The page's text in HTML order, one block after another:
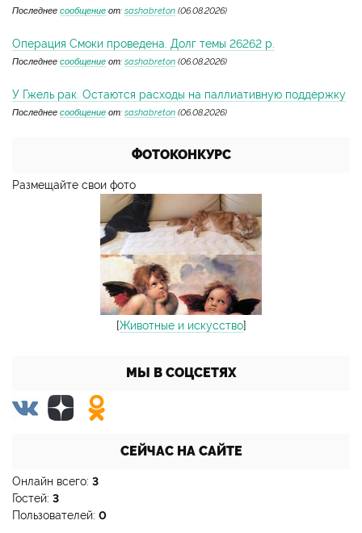
Последнее сообщение от: sashabreton (06.08.2026)
Операция Смоки проведена. Долг темы 26262 р.
Последнее сообщение от: sashabreton (06.08.2026)
У Гжель рак. Остаются расходы на паллиативную поддержку
Последнее сообщение от: sashabreton (06.08.2026)
ФОТОКОНКУРС
Размещайте свои фото
[Животные и искусство]
МЫ В СОЦСЕТЯХ
СЕЙЧАС НА САЙТЕ
Онлайн всего: 3
Гостей: 3
Пользователей: 0